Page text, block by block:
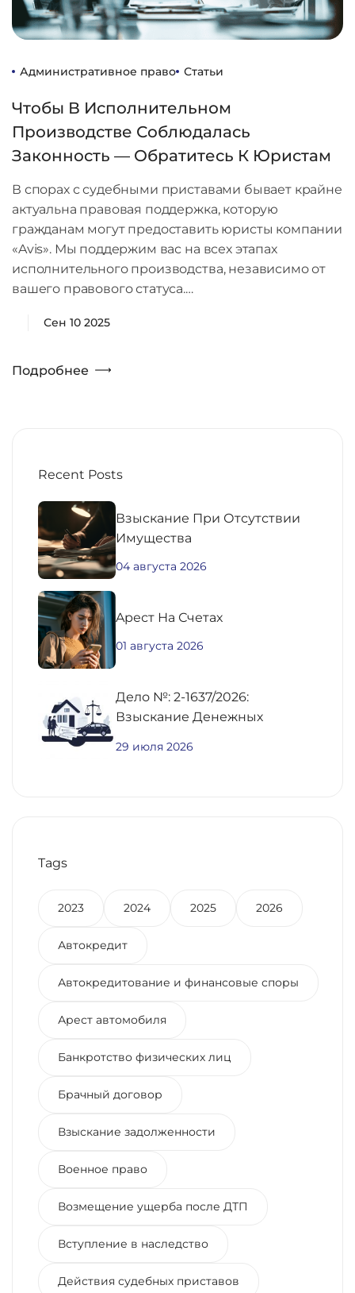
Административное право Статьи
Чтобы В Исполнительном
Производстве Соблюдалась
Законность — Обратитесь К Юристам
В спорах с судебными приставами бывает крайне
актуальна правовая поддержка, которую
гражданам могут предоставить юристы компании
«Avis». Мы поддержим вас на всех этапах
исполнительного производства, независимо от
вашего правового статуса.…
Сен 10 2025
Подробнее
Recent Posts
Взыскание При Отсутствии
Имущества
04 августа 2026
Aрест На Счетах
01 августа 2026
Дело №: 2-1637/2026:
Взыскание Денежных
29 июля 2026
Tags
2023 2024 2025 2026
Автокредит
Автокредитование и финансовые споры
Арест автомобиля
Банкротство физических лиц
Брачный договор
Взыскание задолженности
Военное право
Возмещение ущерба после ДТП
Вступление в наследство
Действия судебных приставов